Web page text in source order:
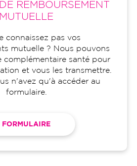
REMBOURSEMENT
MUTUELLE
connaissez pas vos
mutuelle ? Nous pouvons
complémentaire santé pour
et vous les transmettre.
n'avez qu'à accéder au
formulaire.
FORMULAIRE